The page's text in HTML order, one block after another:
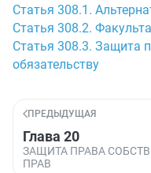
Статья 308.1.
Статья 308.2.
Статья 308.3. Защита
обязательству
ПРЕДЫДУЩАЯ
Глава 20
ЗАЩИТА ПРАВА
ПРАВ